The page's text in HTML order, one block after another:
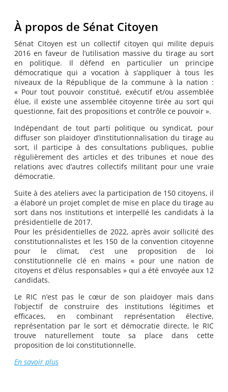
À propos de Sénat Citoyen
Sénat Citoyen est un collectif citoyen qui milite depuis
2016 en faveur de l’utilisation massive du tirage au sort
en politique. Il défend en particulier un principe
démocratique qui a vocation à s’appliquer à tous les
niveaux de la République de la commune à la nation :
« Pour tout pouvoir constitué, exécutif et/ou assemblée
élue, il existe une assemblée citoyenne tirée au sort qui
questionne, fait des propositions et contrôle ce pouvoir ».
Indépendant de tout parti politique ou syndicat, pour
diffuser son plaidoyer d’institutionnalisation du tirage au
sort, il participe à des consultations publiques, publie
régulièrement des articles et des tribunes et noue des
relations avec d’autres collectifs militant pour une vraie
démocratie.
Suite à des ateliers avec la participation de 150 citoyens, il
a élaboré un projet complet de mise en place du tirage au
sort dans nos institutions et interpellé les candidats à la
présidentielle de 2017.
Pour les présidentielles de 2022, après avoir sollicité des
constitutionnalistes et les 150 de la convention citoyenne
pour le climat, c’est une proposition de loi
constitutionnelle clé en mains « pour une nation de
citoyens et d’élus responsables » qui a été envoyée aux 12
candidats.
Le RIC n’est pas le cœur de son plaidoyer mais dans
l’objectif de construire des institutions légitimes et
efficaces, en combinant représentation élective,
représentation par le sort et démocratie directe, le RIC
trouve naturellement toute sa place dans cette
proposition de loi constitutionnelle.
En savoir plus